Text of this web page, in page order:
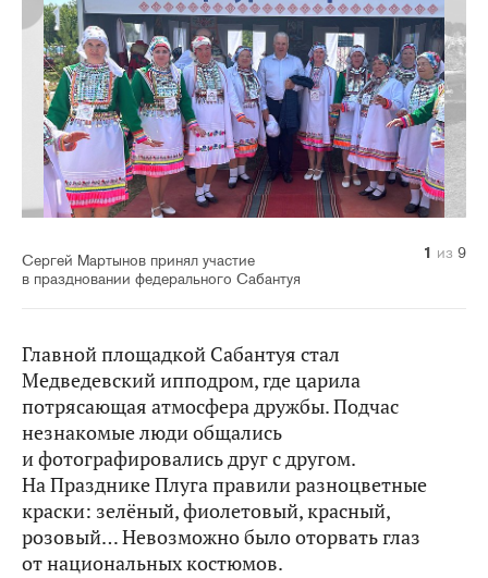
Сергей Мартынов принял участие
в праздновании федерального Сабантуя
1 из 9
2 из 9
3 из 9
4 из 9
5 из 9
6 из 9
7 из 9
8 из 9
9 из 9
Главной площадкой Сабантуя стал
Медведевский ипподром, где царила
потрясающая атмосфера дружбы. Подчас
незнакомые люди общались
и фотографировались друг с другом.
На Празднике Плуга правили разноцветные
краски: зелёный, фиолетовый, красный,
розовый… Невозможно было оторвать глаз
от национальных костюмов.